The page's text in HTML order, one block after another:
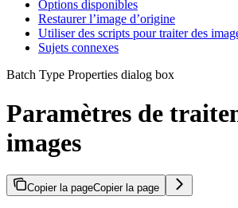
Options disponibles
Restaurer l’image d’origine
Utiliser des scripts pour traiter des
Sujets connexes
Batch Type Properties dialog box
Paramètres de
images
Copier la pageCopier la page